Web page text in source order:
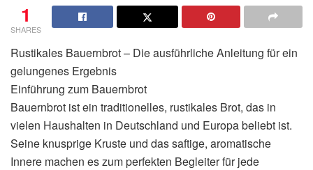
1
SHARES
Rustikales Bauernbrot – Die ausführliche Anleitung für ein
gelungenes Ergebnis
Einführung zum Bauernbrot
Bauernbrot ist ein traditionelles, rustikales Brot, das in
vielen Haushalten in Deutschland und Europa beliebt ist.
Seine knusprige Kruste und das saftige, aromatische
Innere machen es zum perfekten Begleiter für jede